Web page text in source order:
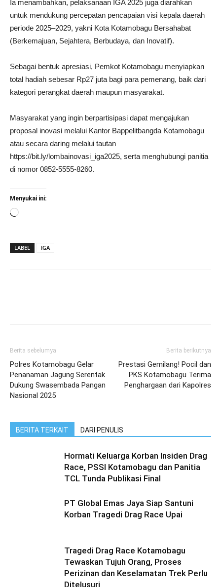
Ia menambahkan, pelaksanaan IGA 2025 juga diarahkan
untuk mendukung percepatan pencapaian visi kepala daerah
periode 2025–2029, yakni Kota Kotamobagu Bersahabat
(Berkemajuan, Sejahtera, Berbudaya, dan Inovatif).
Sebagai bentuk apresiasi, Pemkot Kotamobagu menyiapkan
total hadiah sebesar Rp27 juta bagi para pemenang, baik dari
kategori perangkat daerah maupun masyarakat.
Masyarakat yang ingin berpartisipasi dapat mengajukan
proposal inovasi melalui Kantor Bappelitbangda Kotamobagu
atau secara daring melalui tautan
https://bit.ly/lombainovasi_iga2025, serta menghubungi panitia
di nomor 0852-5555-8260.
Menyukai ini:
Memuat...
LABEL IGA
Berita sebelumya
Polres Kotamobagu Gelar
Penanaman Jagung Serentak
Dukung Swasembada Pangan
Nasional 2025
Berita berikutnya
Prestasi Gemilang! Pocil dan
PKS Kotamobagu Terima
Penghargaan dari Kapolres
BERITA TERKAIT DARI PENULIS
Hormati Keluarga Korban Insiden Drag
Race, PSSI Kotamobagu dan Panitia
TCL Tunda Publikasi Final
PT Global Emas Jaya Siap Santuni
Korban Tragedi Drag Race Upai
Tragedi Drag Race Kotamobagu
Tewaskan Tujuh Orang, Proses
Perizinan dan Keselamatan Trek Perlu
Ditelusuri